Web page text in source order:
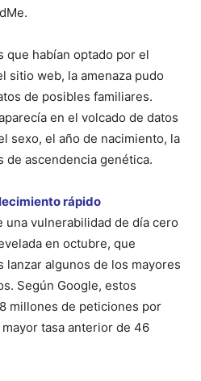
que habían optado por el
sitio web, la amenaza pudo
de posibles familiares.
en el volcado de datos
sexo, el año de nacimiento, la
de ascendencia genética.
rápido
una vulnerabilidad de día cero
en octubre, que
algunos de los mayores
Según Google, estos
millones de peticiones por
tasa anterior de 46